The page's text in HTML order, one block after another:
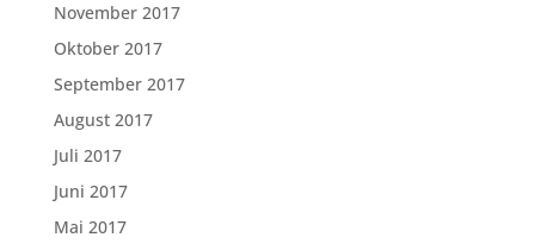
November 2017
Oktober 2017
September 2017
August 2017
Juli 2017
Juni 2017
Mai 2017